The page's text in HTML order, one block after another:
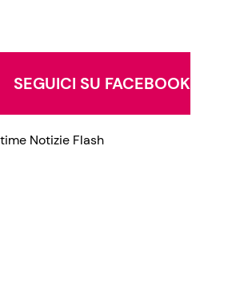
SEGUICI SU FACEBOOK
Notizie Flash